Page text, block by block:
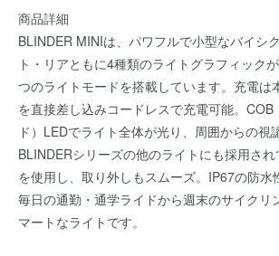
商品詳細
BLINDER MINIは、パワフルで小型なバイシ
ト・リアともに4種類のライトグラフィック
つのライトモードを搭載しています。充電は
を直接差し込みコードレスで充電可能。COB
ド）LEDでライト全体が光り、周囲からの視
BLINDERシリーズの他のライトにも採用さ
を使用し、取り外しもスムーズ。IP67の防水
毎日の通勤・通学ライドから週末のサイクリ
マートなライトです。